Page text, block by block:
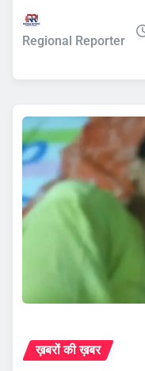
Regional Reporter
ख़बरों की ख़बर